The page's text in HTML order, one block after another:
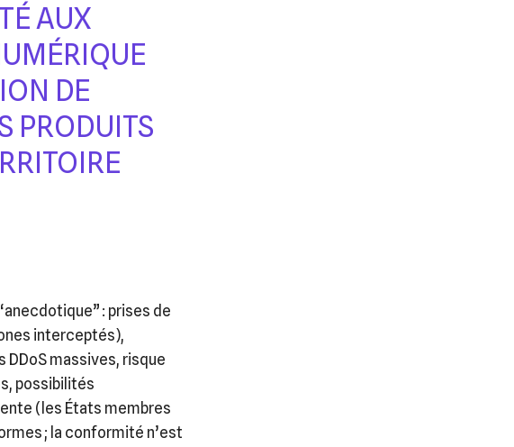
AUX
DE
PRODUITS
: prises de
interceptés),
DDoS massives, risque
possibilités
(les États membres
; la conformité n’est